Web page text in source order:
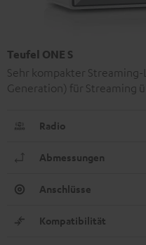
Teufel ONE S
Sehr kompakter
Generation) für Streaming
Radio
Abmessungen
Anschlüsse
Kompatibilität